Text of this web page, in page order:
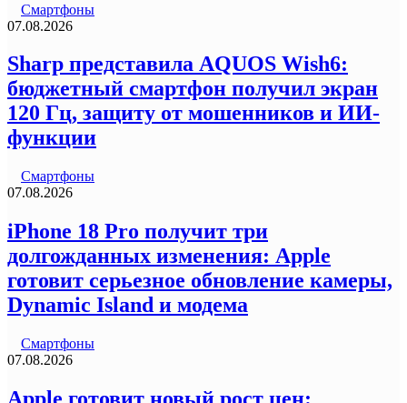
Смартфоны
07.08.2026
Sharp представила AQUOS Wish6:
бюджетный смартфон получил экран
120 Гц, защиту от мошенников и ИИ-
функции
Смартфоны
07.08.2026
iPhone 18 Pro получит три
долгожданных изменения: Apple
готовит серьезное обновление камеры,
Dynamic Island и модема
Смартфоны
07.08.2026